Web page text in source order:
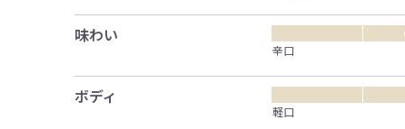
味わい
辛口
ボディ
軽口